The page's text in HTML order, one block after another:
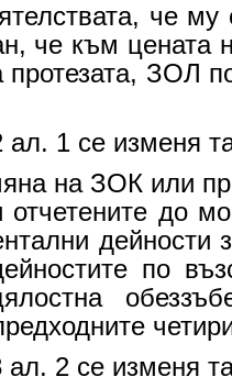
че
че към цената
протезата, ЗОЛ
ал. 1 се изменя
на ЗОК или
отчетените до
дейности
по
ал. 2 се изменя